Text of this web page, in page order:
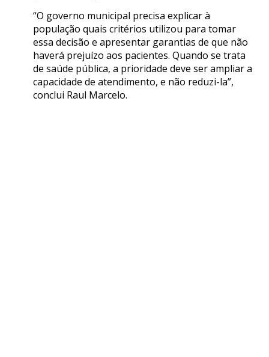
“O governo municipal precisa explicar à
população quais critérios utilizou para tomar
essa decisão e apresentar garantias de que não
haverá prejuízo aos pacientes. Quando se trata
de saúde pública, a prioridade deve ser ampliar a
capacidade de atendimento, e não reduzi-la”,
conclui Raul Marcelo.